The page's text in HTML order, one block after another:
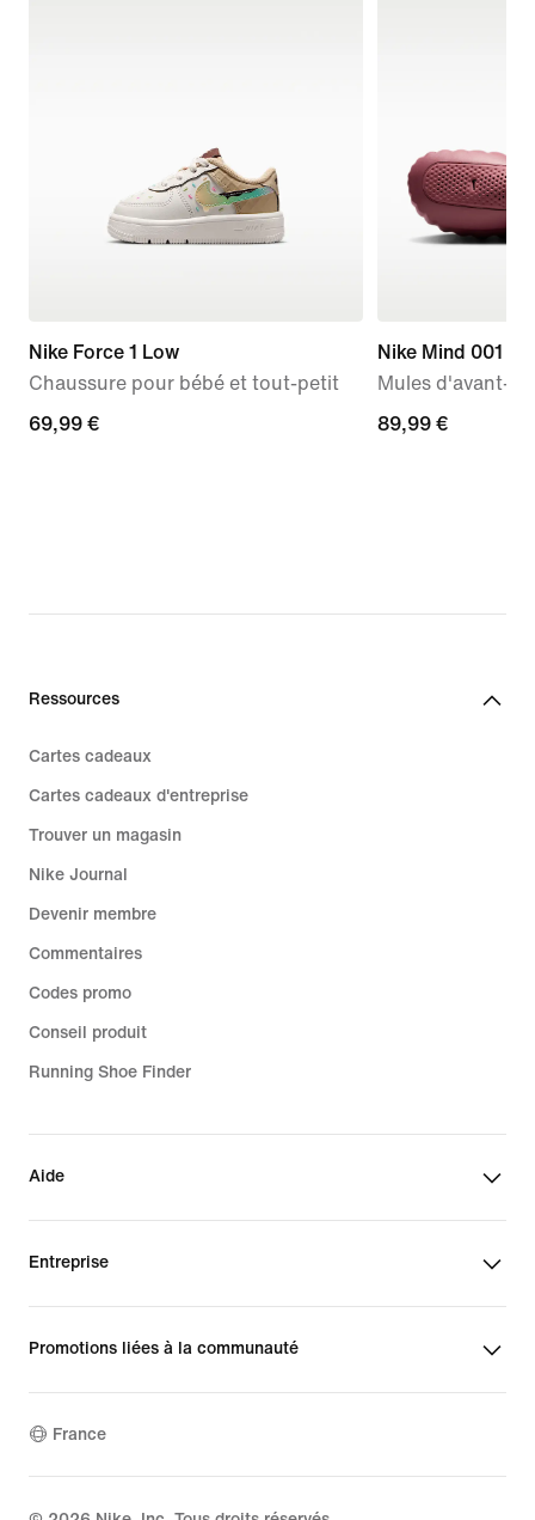
Nike Force 1 Low
Chaussure pour bébé et tout-petit
69,99 €
69,99 €
Nike Mind 001
Mules d'avant-
89,99 €
89,99 €
Ressources
Cartes cadeaux
Cartes cadeaux d'entreprise
Trouver un magasin
Nike Journal
Devenir membre
Commentaires
Codes promo
Conseil produit
Running Shoe Finder
Aide
Entreprise
Promotions liées à la communauté
France